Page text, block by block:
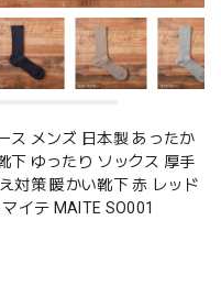
ス メンズ 日本製 あったか
下 ゆったり ソックス 厚手
対策 暖かい靴下 赤 レッド
イテ MAITE SO001